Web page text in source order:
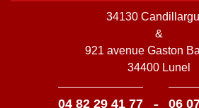
34130
&
921 avenue Gaston
34400 Lunel
04 82 29 41 77 - 06